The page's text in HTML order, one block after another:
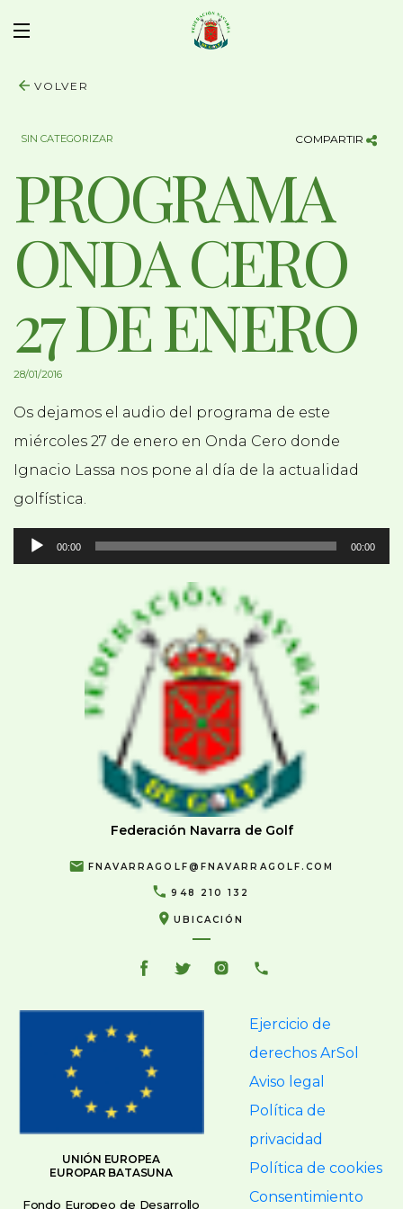
VOLVER
SIN CATEGORIZAR COMPARTIR
PROGRAMA
ONDA CERO
27 DE ENERO
28/01/2016
Os dejamos el audio del programa de este
miércoles 27 de enero en Onda Cero donde
Ignacio Lassa nos pone al día de la actualidad
golfística.
Reproductor
de
00:00 00:00
Federación Navarra de Golf
FNAVARRAGOLF@FNAVARRAGOLF.COM
948 210 132
UBICACIÓN
UNIÓN EUROPEA
EUROPAR BATASUNA
Fondo Europeo de Desarrollo
Ejercicio de
derechos ArSol
Aviso legal
Política de
privacidad
Política de cookies
Consentimiento